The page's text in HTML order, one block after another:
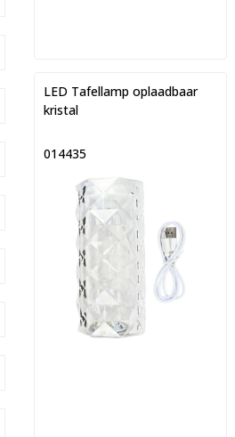
LED Tafellamp oplaadbaar
kristal
014435